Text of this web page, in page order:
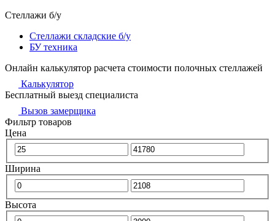
Стеллажи б/у
Стеллажи складские б/у
БУ техника
Онлайн калькулятор расчета стоимости полочных стеллажей
Калькулятор
Бесплатный выезд специалиста
Вызов замерщика
Фильтр товаров
Цена
Ширина
Высота